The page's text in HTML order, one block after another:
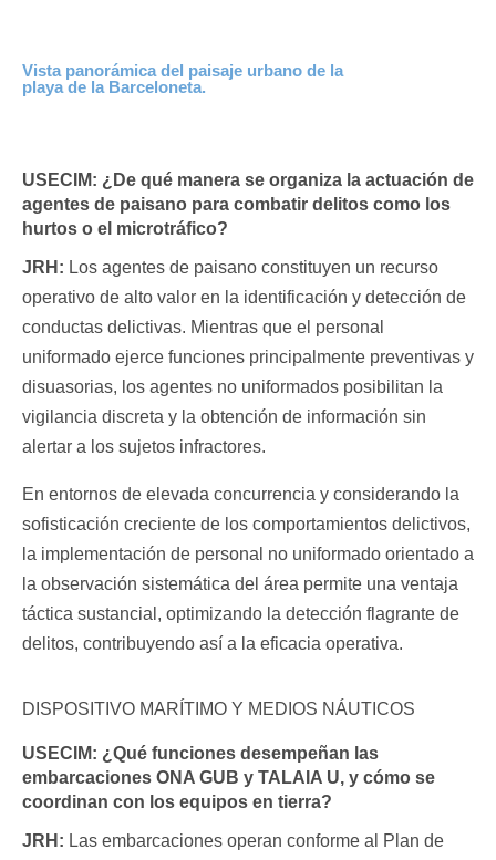
Vista panorámica del paisaje urbano de la
playa de la Barceloneta.
USECIM: ¿De qué manera se organiza la actuación de
agentes de paisano para combatir delitos como los
hurtos o el microtráfico?
JRH: Los agentes de paisano constituyen un recurso
operativo de alto valor en la identificación y detección de
conductas delictivas. Mientras que el personal
uniformado ejerce funciones principalmente preventivas y
disuasorias, los agentes no uniformados posibilitan la
vigilancia discreta y la obtención de información sin
alertar a los sujetos infractores.
En entornos de elevada concurrencia y considerando la
sofisticación creciente de los comportamientos delictivos,
la implementación de personal no uniformado orientado a
la observación sistemática del área permite una ventaja
táctica sustancial, optimizando la detección flagrante de
delitos, contribuyendo así a la eficacia operativa.
DISPOSITIVO MARÍTIMO Y MEDIOS NÁUTICOS
USECIM: ¿Qué funciones desempeñan las
embarcaciones ONA GUB y TALAIA U, y cómo se
coordinan con los equipos en tierra?
JRH: Las embarcaciones operan conforme al Plan de